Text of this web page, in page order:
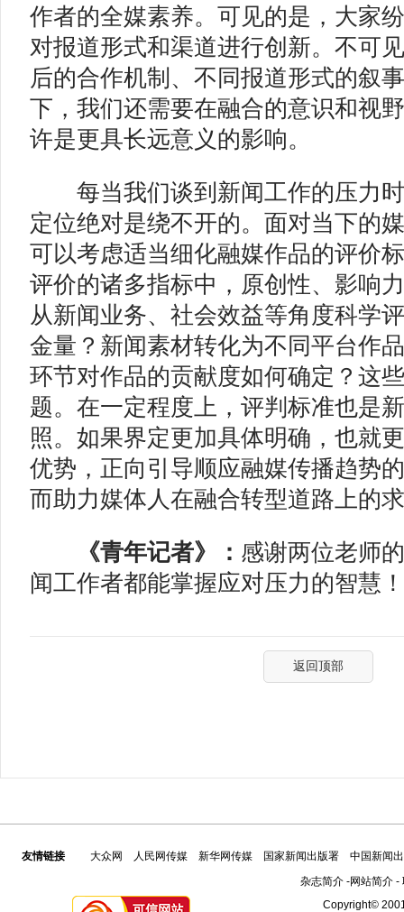
作者的全媒素养。可见的是，大家
对报道形式和渠道进行创新。不可
后的合作机制、不同报道形式的叙
下，我们还需要在融合的意识和视
许是更具长远意义的影响。
每当我们谈到新闻工作的压力时
定位绝对是绕不开的。面对当下的
可以考虑适当细化融媒作品的评价
评价的诸多指标中，原创性、影响
从新闻业务、社会效益等角度科学
金量？新闻素材转化为不同平台作
环节对作品的贡献度如何确定？这
题。在一定程度上，评判标准也是
照。如果界定更加具体明确，也就
优势，正向引导顺应融媒传播趋势
而助力媒体人在融合转型道路上的
《青年记者》： 感谢两位老师
闻工作者都能掌握应对压力的智慧
返回顶部
友情链接 大众网 人民网传媒 新华网传媒 国家新闻出版署
中国新闻
杂志简介-网站简介-
Copyright©